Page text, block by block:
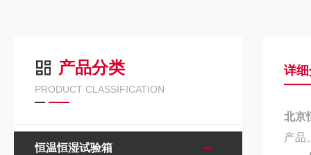
产品分类
PRODUCT CLASSIFICATION
恒温恒湿试验箱
详
北京
产品